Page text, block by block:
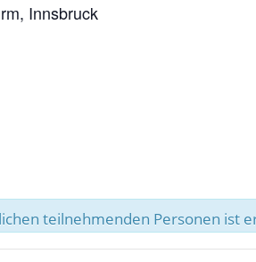
Innsbruck
teilnehmenden Personen ist